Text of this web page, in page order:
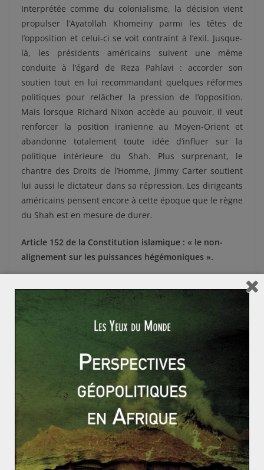
Interprétée comme du colonialisme, la décision vient
propulser l’Ayatollah Khomeiny parmi les têtes de
l’opposition et celui-ci se voit contraint à l’exil. Jusque-
là, les présidents américains suivent une même
conduite à l’égard de Reza Pahlavi : accorder son
soutien tout en lui recommandant quelques réformes
politiques pour relâcher la pression de l’opposition.
Mais lorsque Richard Nixon accède au pouvoir, il veut
renforcer la position iranienne au Moyen-Orient et
abandonne totalement toute idée d’influer sur la
politique intérieure du Shah. Plus surprenant, le
chantre des Droits de l’Homme, Jimmy Carter soutient
lui aussi le dictateur dans sa répression. Les dirigeants
américains pensent encore à cette époque que le règne
du Shah est en mesure de durer.
Article 152 de la Constitution islamique : « le non-
alignement sur les puissances hégémoniques ».
début de l’année 1979. Dans cette dynamique
populaire, Khomeiny réussit à prendre le leadership de
l’opposition au détriment des libéraux.
Malheureusement, Washington sent trop tardivement
que le vent tourne. Lorsque les Occidentaux dénoncent
finalement les exactions du pouvoir iranien, la
révolution n’a déjà plus besoin d’un appui extérieur
pour se faire. L’Ayatollah prend le pouvoir et décrète
une République islamique avec une politique étrangère
à rebours de celle menée par l’ex-monarchie iranienne.
En voulant contrer l’influence soviétique au Moyen-